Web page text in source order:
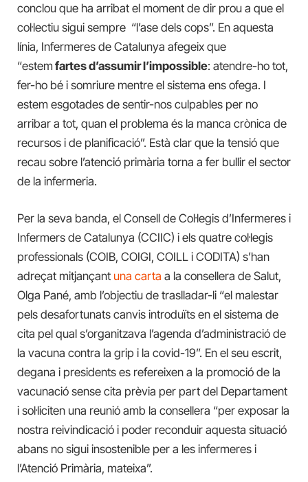
conclou que ha arribat el moment de dir prou a que el
col·lectiu sigui sempre “l’ase dels cops”. En aquesta
línia, Infermeres de Catalunya afegeix que
“estem fartes d’assumir l’impossible: atendre-ho tot,
fer-ho bé i somriure mentre el sistema ens ofega. I
estem esgotades de sentir-nos culpables per no
arribar a tot, quan el problema és la manca crònica de
recursos i de planificació”. Està clar que la tensió que
recau sobre l’atenció primària torna a fer bullir el sector
de la infermeria.
Per la seva banda, el Consell de Col·legis d’Infermeres i
Infermers de Catalunya (CCIIC) i els quatre col·legis
professionals (COIB, COIGI, COILL i CODITA) s’han
adreçat mitjançant una carta a la consellera de Salut,
Olga Pané, amb l’objectiu de traslladar-li “el malestar
pels desafortunats canvis introduïts en el sistema de
cita pel qual s’organitzava l’agenda d’administració de
la vacuna contra la grip i la covid-19”. En el seu escrit,
degana i presidents es refereixen a la promoció de la
vacunació sense cita prèvia per part del Departament
i sol·liciten una reunió amb la consellera “per exposar la
nostra reivindicació i poder reconduir aquesta situació
abans no sigui insostenible per a les infermeres i
l’Atenció Primària, mateixa”.